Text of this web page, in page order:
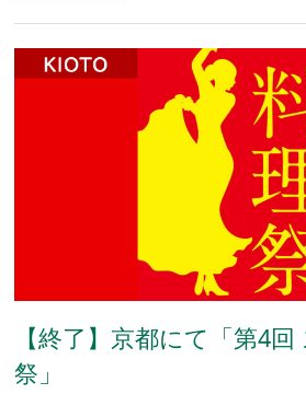
【終了】京都にて「第4
祭」